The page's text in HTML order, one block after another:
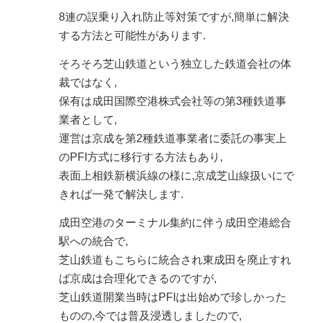
8連の誤乗り入れ防止等対策ですが,簡単に解決
する方法と可能性があります.
そろそろ芝山鉄道という独立した鉄道会社の体
裁ではなく,
保有は成田国際空港株式会社等の第3種鉄道事
業者として,
運営は京成を第2種鉄道事業者に委託の事実上
のPFI方式に移行する方法もあり,
表面上相鉄新横浜線の様に,京成芝山線扱いにで
きれば一発で解決します.
成田空港のターミナル集約に伴う成田空港総合
駅への統合で,
芝山鉄道もこちらに統合され東成田を廃止すれ
ば京成は合理化できるのですが,
芝山鉄道開業当時はPFIは出始めで珍しかった
ものの,今では普及浸透しましたので,